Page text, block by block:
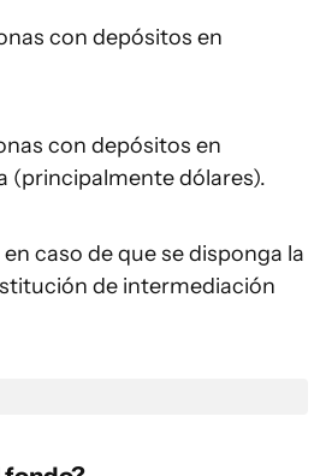
con depósitos en
con depósitos en
(principalmente dólares).
caso de que se disponga la
de intermediación